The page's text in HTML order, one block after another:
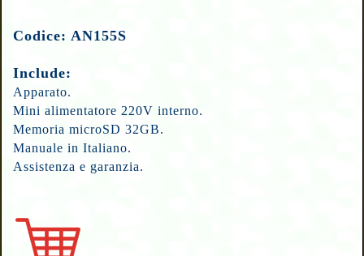
Codice: AN155S
Include:
Apparato.
Mini alimentatore 220V interno.
Memoria microSD 32GB.
Manuale in Italiano.
Assistenza e garanzia.